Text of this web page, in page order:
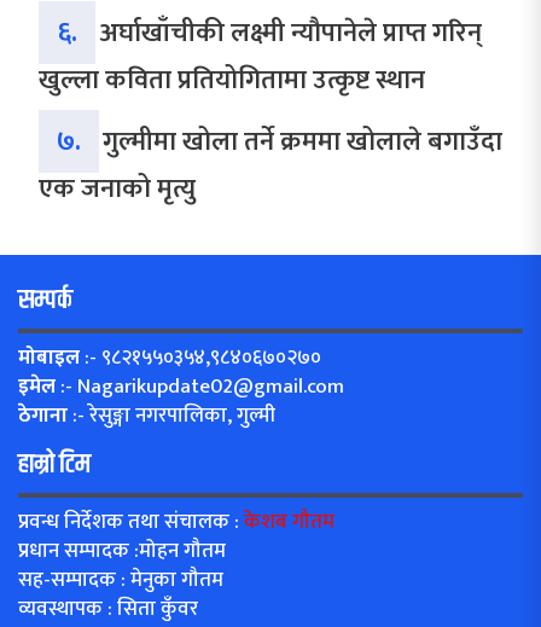
६. अर्घाखाँचीकी लक्ष्मी न्यौपानेले प्राप्त गरिन्
खुल्ला कविता प्रतियोगितामा उत्कृष्ट स्थान
७. गुल्मीमा खोला तर्ने क्रममा खोलाले बगाउँदा
एक जनाको मृत्यु
सम्पर्क
मोबाइल:- ९८२१५५०३५४,९८४०६७०२७०
इमेल:- Nagarikupdate02@gmail.com
ठेगाना:- रेसुङ्गा नगरपालिका, गुल्मी
हाम्रो टिम
प्रवन्ध निर्देशक तथा संचालक :केशब गौतम
प्रधान सम्पादक :मोहन गौतम
सह-सम्पादक : मेनुका गौतम
व्यवस्थापक : सिता कुँवर